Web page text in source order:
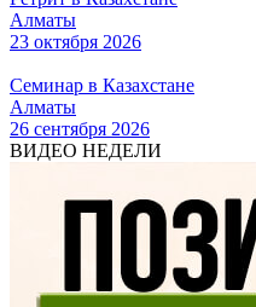
Алматы
23 октября 2026
Семинар в Казахстане
Алматы
26 сентября 2026
ВИДЕО НЕДЕЛИ